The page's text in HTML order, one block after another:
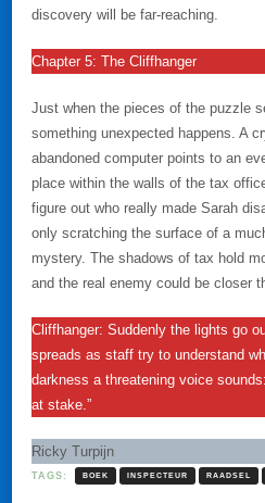
discovery will be far-reaching.
Chapter 5: The Cliffhanger
Just when the pieces of the puzzle
something unexpected happens. A
abandoned computer points to an
place within the walls of the tax
figure out who really made Sarah
only scratching the surface of a
mystery. The shadows of tax hold
and the real enemy could be closer
Cliffhanger: Suddenly the lights go
spreads as staff try to understand
darkness a threatening voice
at stake.”
Ricky Turpijn
TAGS: BOEK INSPECTEUR RAADSEL